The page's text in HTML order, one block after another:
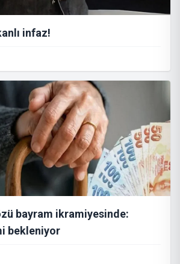
infaz!
bayram ikramiyesinde:
bekleniyor